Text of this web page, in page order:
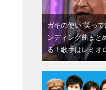
ガキの使い”笑っ
ンディング曲まと
る！歌手はレミオ